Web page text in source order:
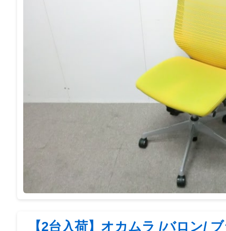
【2台入荷】オカムラ /バロン/